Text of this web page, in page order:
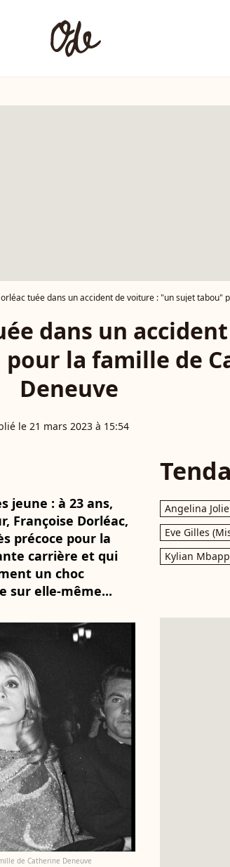
tuée dans un accident de voiture : "un sujet tabou"
dans un
la famille de
Deneuve
le 21 mars 2023 à 15:54
jeune : à 23 ans,
Françoise Dorléac,
précoce pour la
carrière et qui
un choc
sur elle-même...
de Catherine Deneuve
Angelina Jolie
Eve Gilles
Kylian